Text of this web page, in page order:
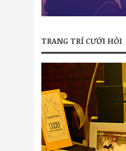
TRANG TRÍ CƯỚI HỎI